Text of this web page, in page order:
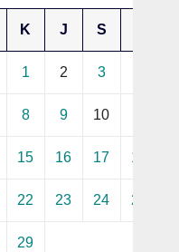
K J S
1 2 3
8 9 10
15 16 17 18
22 23 24 25
29